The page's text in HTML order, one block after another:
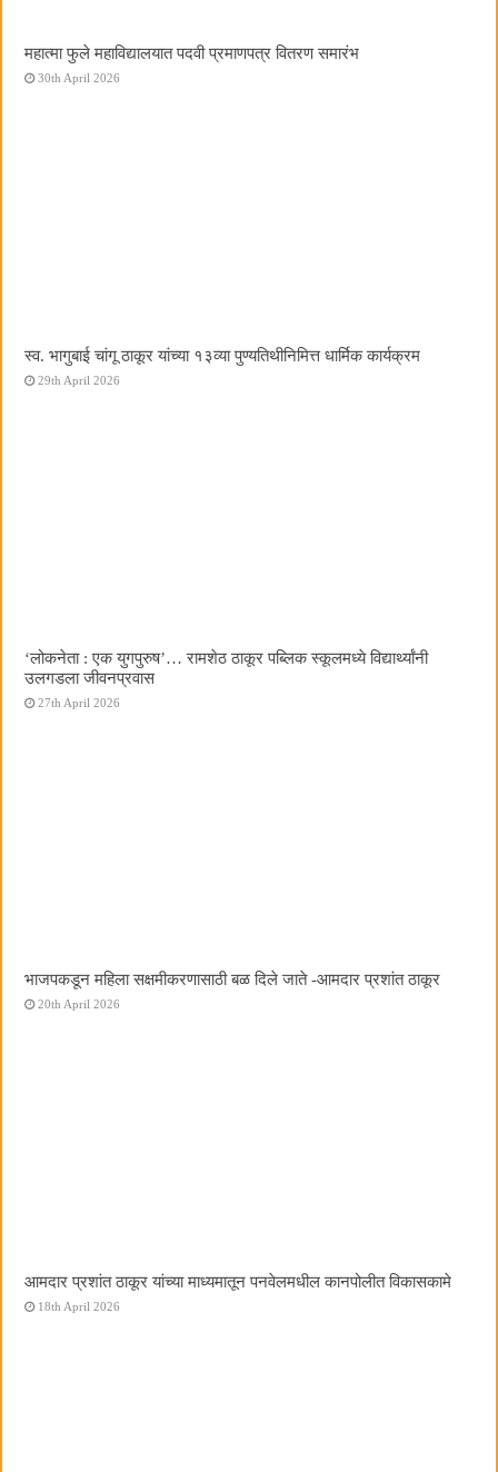
महात्मा फुले महाविद्यालयात पदवी प्रमाणपत्र वितरण समारंभ
30th April 2026
स्व. भागुबाई चांगू ठाकूर यांच्या १३व्या पुण्यतिथीनिमित्त धार्मिक कार्यक्रम
29th April 2026
‌‘लोकनेता : एक युगपुरुष‌’… रामशेठ ठाकूर पब्लिक स्कूलमध्ये विद्यार्थ्यांनी
उलगडला जीवनप्रवास
27th April 2026
भाजपकडून महिला सक्षमीकरणासाठी बळ दिले जाते -आमदार प्रशांत ठाकूर
20th April 2026
आमदार प्रशांत ठाकूर यांच्या माध्यमातून पनवेलमधील कानपोलीत विकासकामे
18th April 2026